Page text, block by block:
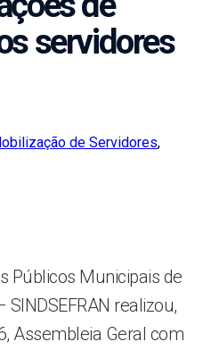
servidores
de Servidores,
Públicos Municipais de
realizou,
Assembleia Geral com